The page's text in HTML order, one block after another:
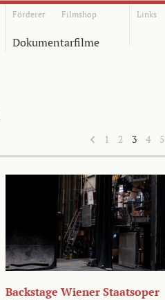
Förderer Filmshop Links
Dokumentarfilme
1 2 3 4 5
Backstage Wiener Staatsoper